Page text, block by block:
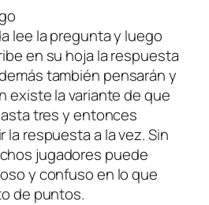
lee la pregunta y luego
en su hoja la respuesta
también pensarán y
existe la variante de que
tres y entonces
respuesta a la vez. Sin
jugadores puede
y confuso en lo que
de puntos.